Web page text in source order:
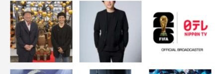
©フジテレビ
この記事の写真